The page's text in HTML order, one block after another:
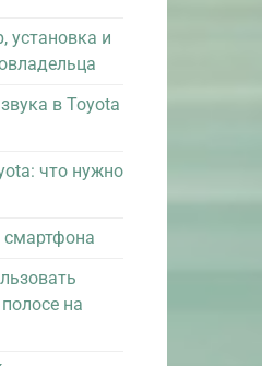
установка и
в Toyota
что нужно
смартфона
на